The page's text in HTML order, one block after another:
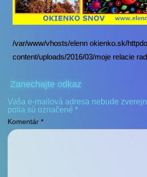
/var/www/vhosts/elenn okienko.sk/
content/uploads/2016/03/moje relacie
Zanechajte odkaz
Vaša e-mailová adresa nebude
polia sú označené *
Komentár *